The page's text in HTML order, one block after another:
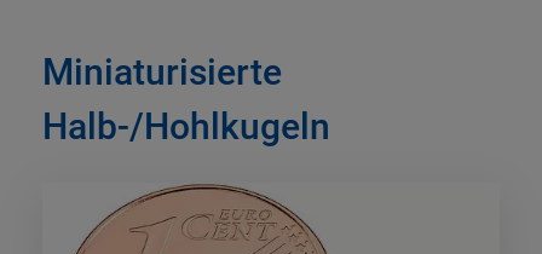
Miniaturisierte
Halb-/Hohlkugeln